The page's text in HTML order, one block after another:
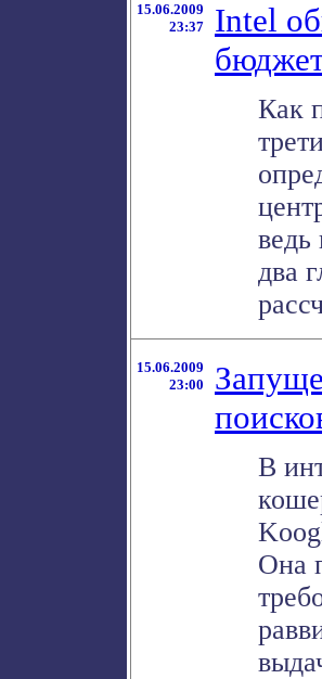
15.06.2009
23:37
Intel
Как
ведь
два
15.06.2009
23:00
В
Она